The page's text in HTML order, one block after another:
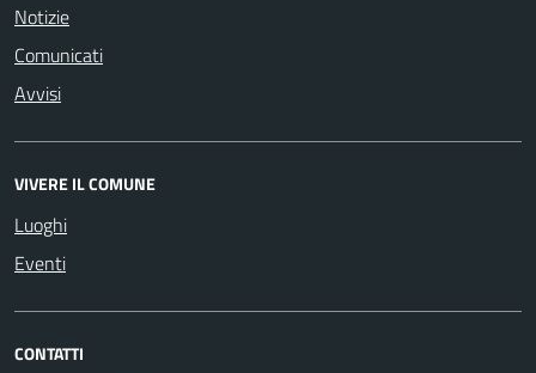
Notizie
Comunicati
Avvisi
VIVERE IL COMUNE
Luoghi
Eventi
CONTATTI